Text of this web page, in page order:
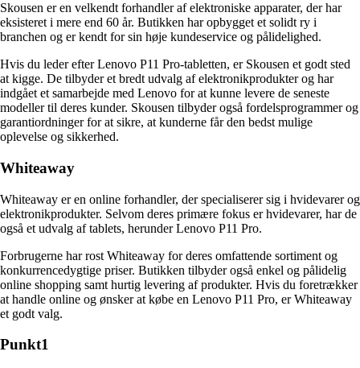
Skousen er en velkendt forhandler af elektroniske apparater, der har
eksisteret i mere end 60 år. Butikken har opbygget et solidt ry i
branchen og er kendt for sin høje kundeservice og pålidelighed.
Hvis du leder efter Lenovo P11 Pro-tabletten, er Skousen et godt sted
at kigge. De tilbyder et bredt udvalg af elektronikprodukter og har
indgået et samarbejde med Lenovo for at kunne levere de seneste
modeller til deres kunder. Skousen tilbyder også fordelsprogrammer og
garantiordninger for at sikre, at kunderne får den bedst mulige
oplevelse og sikkerhed.
Whiteaway
Whiteaway er en online forhandler, der specialiserer sig i hvidevarer og
elektronikprodukter. Selvom deres primære fokus er hvidevarer, har de
også et udvalg af tablets, herunder Lenovo P11 Pro.
Forbrugerne har rost Whiteaway for deres omfattende sortiment og
konkurrencedygtige priser. Butikken tilbyder også enkel og pålidelig
online shopping samt hurtig levering af produkter. Hvis du foretrækker
at handle online og ønsker at købe en Lenovo P11 Pro, er Whiteaway
et godt valg.
Punkt1